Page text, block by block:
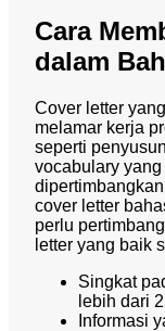
Cara
dalam
Cover letter
melamar kerja
seperti
vocabulary
cover letter
perlu
letter yang baik
Singkat
lebih dari
Informasi